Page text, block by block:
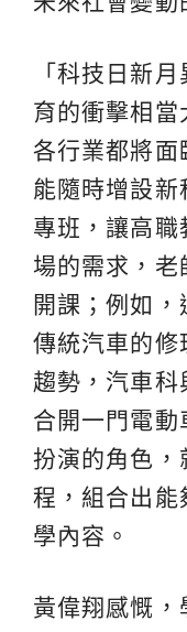
「科技日新
育的衝擊相當
各行業都將面
能隨時增設新
專班，讓高職
場的需求，老
開課；例如
傳統汽車的修
趨勢，汽車科
合開一門電
扮演的角色，
程，組合出能
學內容。
黃偉翔感慨，